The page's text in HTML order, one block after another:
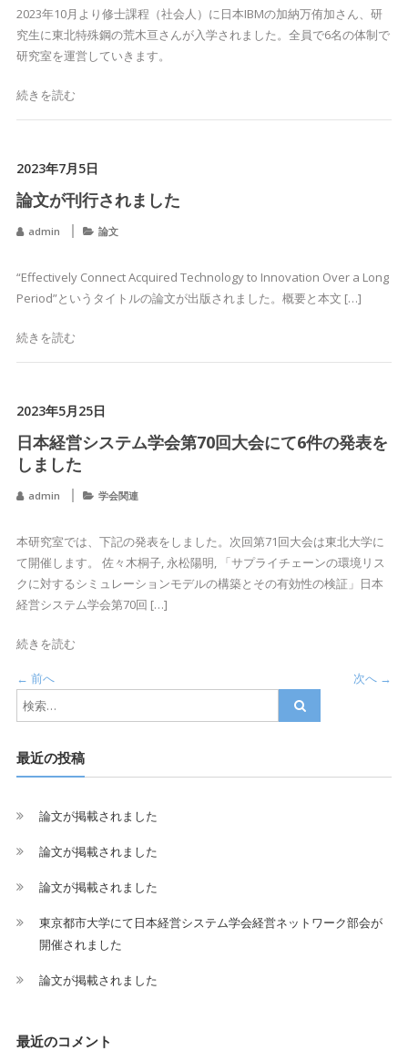
2023年10月より修士課程（社会人）に日本IBMの加納万侑加さん、研
究生に東北特殊鋼の荒木亘さんが入学されました。全員で6名の体制で
研究室を運営していきます。
続きを読む
2023年7月5日
論文が刊行されました
admin 論文
“Effectively Connect Acquired Technology to Innovation Over a Long
Period”というタイトルの論文が出版されました。概要と本文 […]
続きを読む
2023年5月25日
日本経営システム学会第70回大会にて6件の発表を
しました
admin 学会関連
本研究室では、下記の発表をしました。次回第71回大会は東北大学に
て開催します。 佐々木桐子, 永松陽明, 「サプライチェーンの環境リス
クに対するシミュレーションモデルの構築とその有効性の検証」日本
経営システム学会第70回 […]
続きを読む
← 前へ 次へ →
最近の投稿
論文が掲載されました
論文が掲載されました
論文が掲載されました
東京都市大学にて日本経営システム学会経営ネットワーク部会が
開催されました
論文が掲載されました
最近のコメント